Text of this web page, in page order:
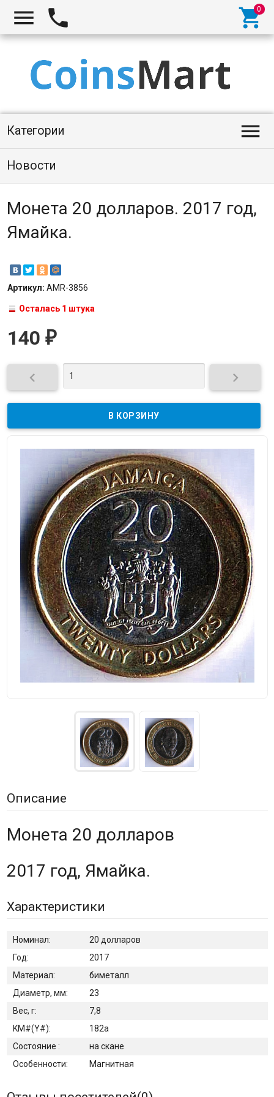
  
Категории 
Новости
Монета 20 долларов. 2017 год,
Ямайка.
Артикул: AMR-3856
Осталась 1 штука
140 ₽
 
Описание
Монета 20 долларов
2017 год, Ямайка.
Характеристики
Номинал:
20 долларов
Год:
2017
Материал:
биметалл
Диаметр, мм:
23
Вес, г:
7,8
KM#(Y#):
182а
Состояние :
на скане
Особенности:
Магнитная